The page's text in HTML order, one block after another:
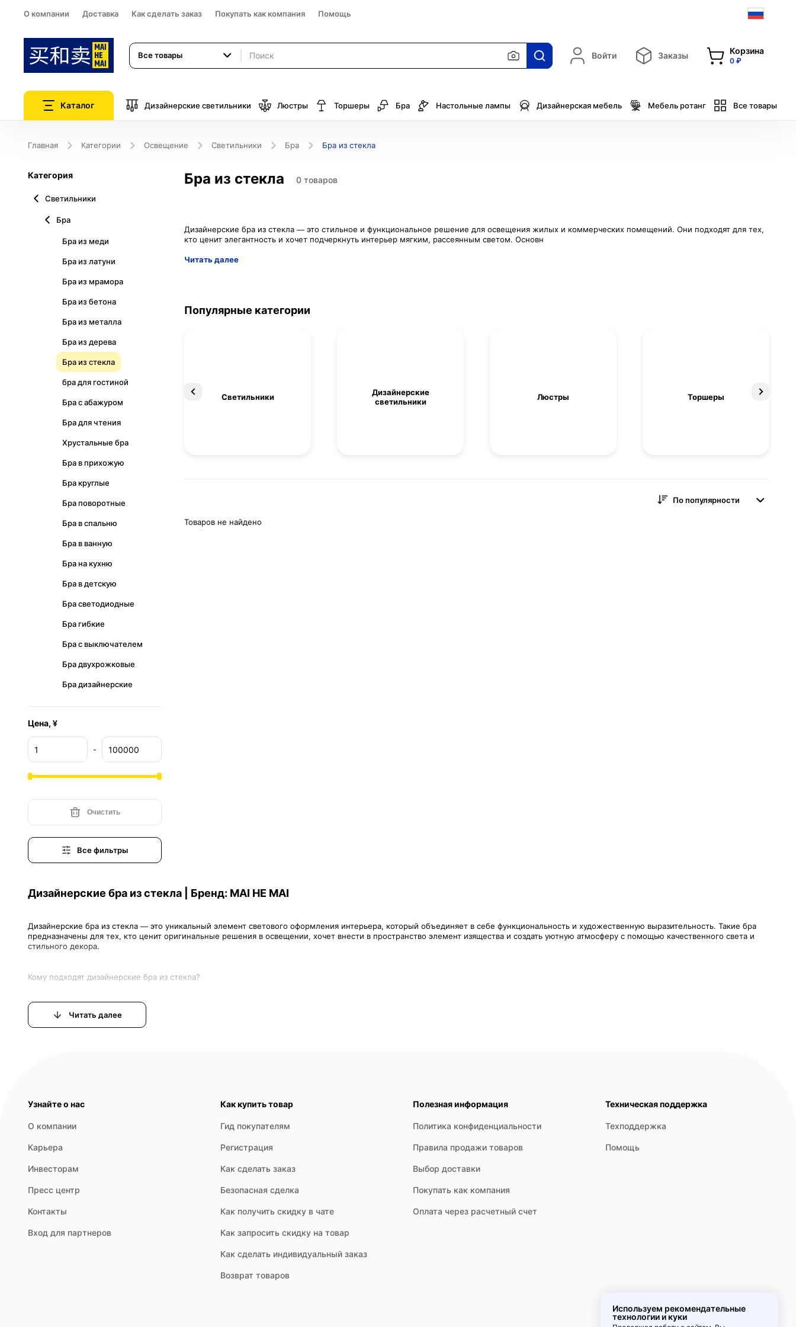
О компании Доставка Как сделать заказ Покупать как компания Помощь
Все товары Войти Заказы Корзина
0 ₽
Каталог Дизайнерские светильники Люстры Торшеры Бра Настольные лампы Дизайнерская мебель Мебель ротанг Все товары
Главная Категории Освещение Светильники Бра Бра из стекла
Категория
Светильники
Бра
Бра из меди
Бра из латуни
Бра из мрамора
Бра из бетона
Бра из металла
Бра из дерева
Бра из стекла
бра для гостиной
Бра с абажуром
Бра для чтения
Хрустальные бра
Бра в прихожую
Бра круглые
Бра поворотные
Бра в спальню
Бра в ванную
Бра на кухню
Бра в детскую
Бра светодиодные
Бра гибкие
Бра с выключателем
Бра двухрожковые
Бра дизайнерские
Цена, ¥
-
Очистить
Все фильтры
Бра из стекла 0 товаров
Дизайнерские бра из стекла — это стильное и функциональное решение для освещения жилых и коммерческих помещений. Они подходят для тех,
Читать далее
Популярные категории
Светильники
Дизайнерские
светильники
Люстры Торшеры
По популярности
Товаров не найдено
Дизайнерские бра из стекла | Бренд: MAI HE MAI
Дизайнерские бра из стекла — это уникальный элемент светового оформления интерьера, который объединяет в себе функциональность и художественную выразительность. Такие бра
предназначены для тех, кто ценит оригинальные решения в освещении, хочет внести в пространство элемент изящества и создать уютную атмосферу с помощью качественного света и
Читать далее
Узнайте о нас
О компании
Карьера
Инвесторам
Пресс центр
Контакты
Вход для партнеров
Как купить товар
Гид покупателям
Регистрация
Как сделать заказ
Безопасная сделка
Как получить скидку в чате
Как запросить скидку на товар
Как сделать индивидуальный заказ
Возврат товаров
Полезная информация
Политика конфиденциальности
Правила продажи товаров
Выбор доставки
Покупать как компания
Оплата через расчетный счет
Техническая поддержка
Техподдержка
Помощь
Используем рекомендательные
технологии и куки